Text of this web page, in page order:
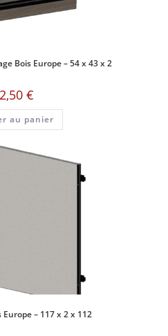
Bois Europe – 54 x 43 x 2
€
au panier
Europe – 117 x 2 x 112